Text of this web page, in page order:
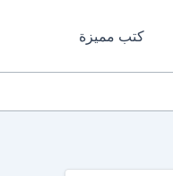
كتب مميزة